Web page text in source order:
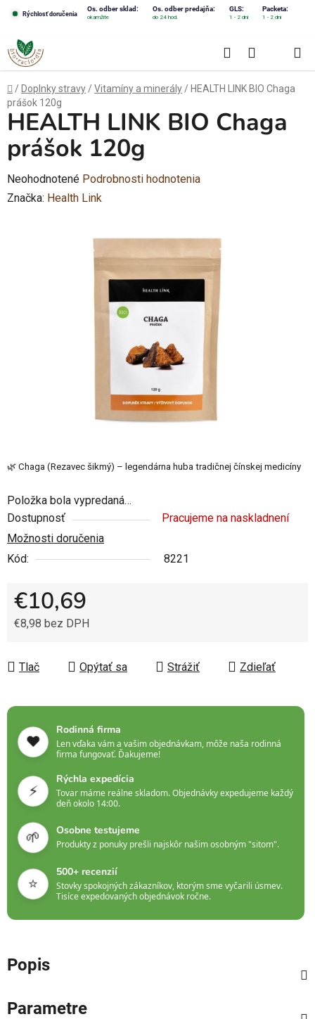
obsah
Rýchlosť doručenia
Os. odber sklad: Os. odber predajňa: GLS: Packeta:
okamžite do 24 hod. 1 - 2 dni 1 - 2 dni
Hľadať
KOŠÍK
Domov
/ Doplnky stravy /Vitamíny a minerály / HEALTH LINK BIO Chaga
prášok 120g
🌿 Chaga (Rezavec šikmý) – legendárna huba tradičnej čínskej medicíny
Položka bola vypredaná…
Dostupnosť
Pracujeme na naskladnení
Možnosti doručenia
Kód:
8221
€10,69
€8,98 bez DPH
Tlač
Opýtať sa Strážiť Zdieľať
HEALTH LINK BIO Chaga
prášok 120g
Priemerné
hodnotenie
Neohodnotené Podrobnosti hodnotenia
Značka: Health Link
❤️
Rodinná firma
Len vďaka vám a vašim objednávkam, môže naša rodinná
firma fungovať. Ďakujeme!
⚡
Rýchla expedícia
Tovar máme reálne skladom. Objednávky expedujeme každý
deň okolo 14:00.
🌱 Osobne testujeme
Produkty z ponuky prešli najskôr našim osobným "sitom".
⭐
500+ recenzií
Stovky spokojných zákazníkov, ktorým sme vyčarili úsmev.
Tisíce expedovaných objednávok ročne.
Popis
Parametre